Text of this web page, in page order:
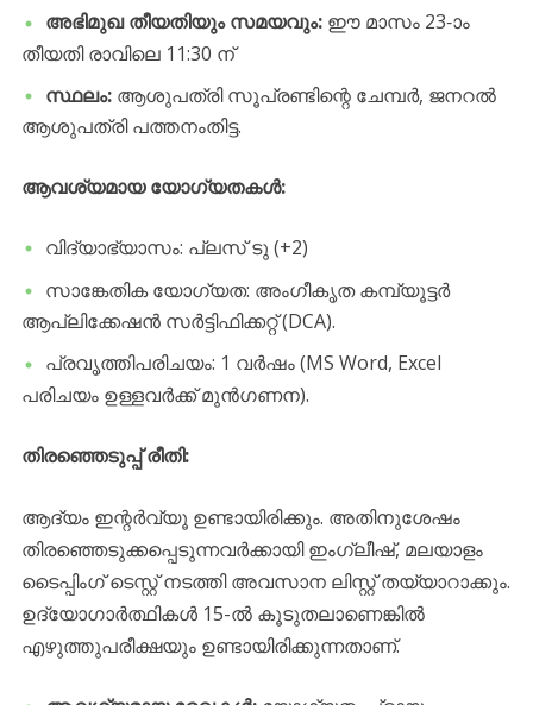
അഭിമുഖ തീയതിയും സമയവും:ഈ മാസം 23-ാം
തീയതി രാവിലെ 11:30 ന്
സ്ഥലം:ആശുപത്രി സൂപ്രണ്ടിന്റെ ചേമ്പർ, ജനറൽ
ആശുപത്രി പത്തനംതിട്ട.
ആവശ്യമായ യോഗ്യതകൾ:
​വിദ്യാഭ്യാസം: പ്ലസ് ടു (+2)
​സാങ്കേതിക യോഗ്യത: അംഗീകൃത കമ്പ്യൂട്ടർ
ആപ്ലിക്കേഷൻ സർട്ടിഫിക്കറ്റ് (DCA).
​പ്രവൃത്തിപരിചയം: 1 വർഷം (MS Word, Excel
പരിചയം ഉള്ളവർക്ക് മുൻഗണന).
തിരഞ്ഞെടുപ്പ് രീതി:
ആദ്യം ഇന്റർവ്യൂ ഉണ്ടായിരിക്കും. അതിനുശേഷം
തിരഞ്ഞെടുക്കപ്പെടുന്നവർക്കായി ഇംഗ്ലീഷ്, മലയാളം
ടൈപ്പിംഗ് ടെസ്റ്റ് നടത്തി അവസാന ലിസ്റ്റ് തയ്യാറാക്കും.
ഉദ്യോഗാർത്ഥികൾ 15-ൽ കൂടുതലാണെങ്കിൽ
എഴുത്തുപരീക്ഷയും ഉണ്ടായിരിക്കുന്നതാണ്.